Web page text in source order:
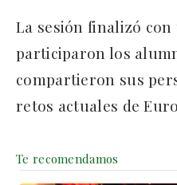
La sesión finalizó
participaron los
compartieron sus
retos actuales de